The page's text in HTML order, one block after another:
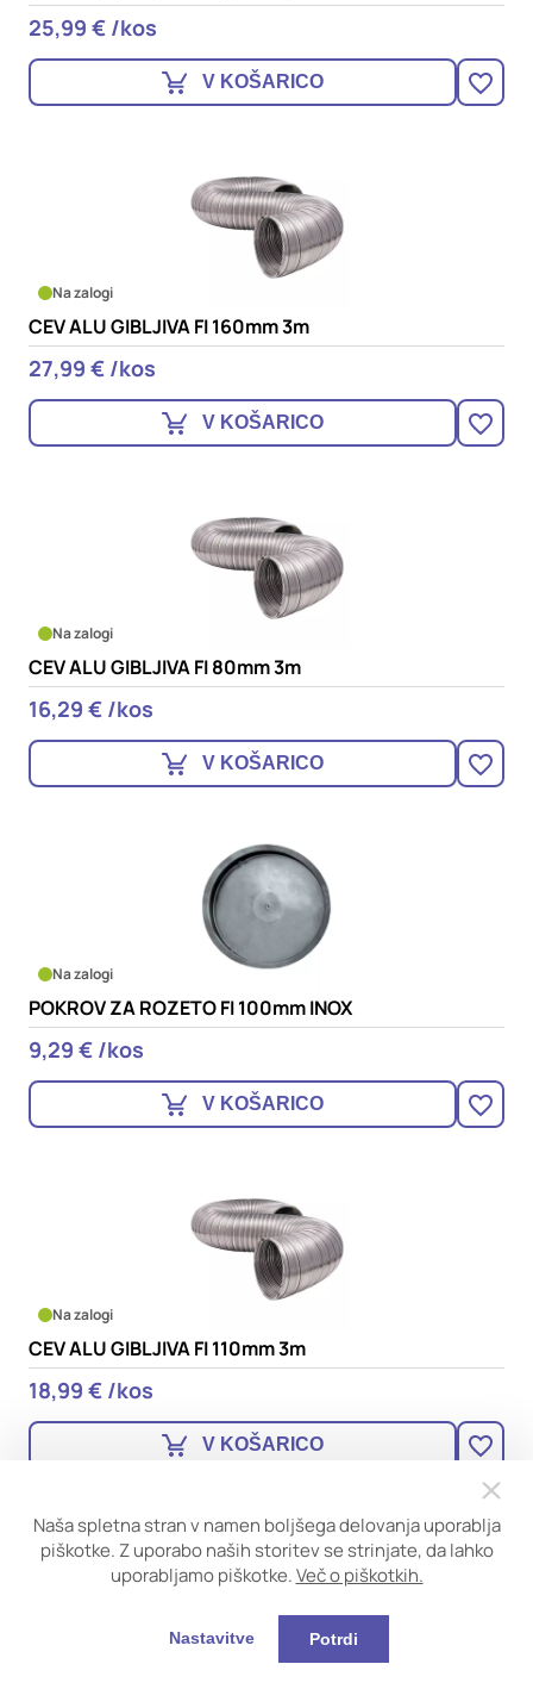
25,99 € /kos
V KOŠARICO
Na zalogi
CEV ALU GIBLJIVA FI 160mm 3m
27,99 € /kos
V KOŠARICO
Na zalogi
CEV ALU GIBLJIVA FI 80mm 3m
16,29 € /kos
V KOŠARICO
Na zalogi
POKROV ZA ROZETO FI 100mm INOX
9,29 € /kos
V KOŠARICO
Na zalogi
CEV ALU GIBLJIVA FI 110mm 3m
18,99 € /kos
V KOŠARICO
Naša spletna stran v namen boljšega delovanja uporablja
piškotke. Z uporabo naših storitev se strinjate, da lahko
uporabljamo piškotke.Več o piškotkih.
Nastavitve Potrdi